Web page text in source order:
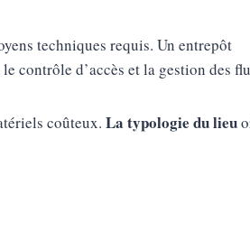
techniques requis. Un entrepôt
contrôle d’accès et la gestion des
coûteux. La typologie du lieu